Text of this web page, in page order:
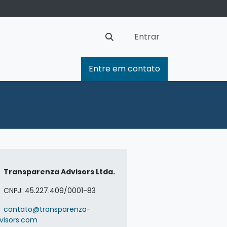
Entrar
Entre em contato
Transparenza Advisors Ltda.
CNPJ: 45.227.409/0001-83
contato@transparenza-